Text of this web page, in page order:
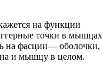
на функции
точки в мышцах
на фасции— оболочки,
и мышцу в целом.